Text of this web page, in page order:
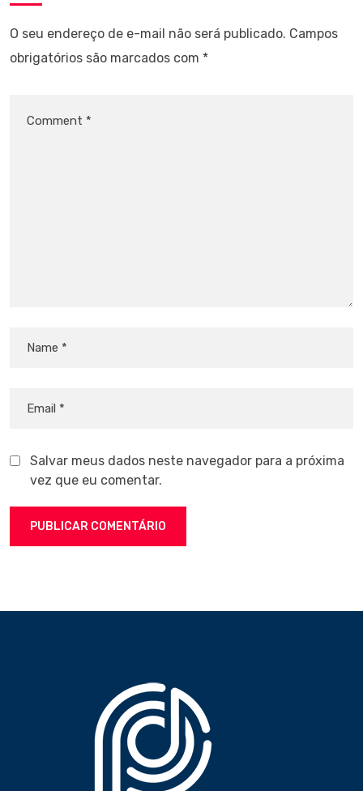
O seu endereço de e-mail não será publicado. Campos
obrigatórios são marcados com *
Salvar meus dados neste navegador para a próxima
vez que eu comentar.